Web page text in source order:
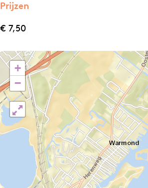
Prijzen
€ 7,50
+
−